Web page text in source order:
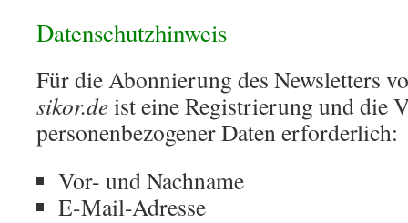
Datenschutzhinweis
Für die Abonnierung des Newsletters
sikor.deist eine Registrierung und die
personenbezogener Daten erforderlich:
Vor- und Nachname
E-Mail-Adresse